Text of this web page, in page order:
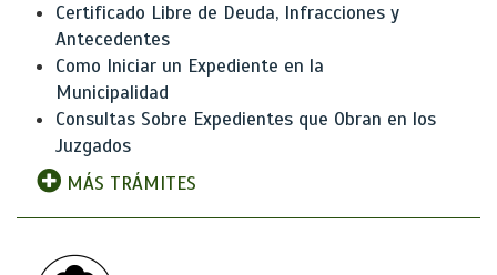
Certificado Libre de Deuda, Infracciones y
Antecedentes
Como Iniciar un Expediente en la
Municipalidad
Consultas Sobre Expedientes que Obran en los
Juzgados
MÁS TRÁMITES